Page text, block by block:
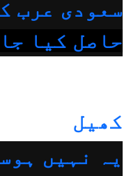
سعودی عرب
حاصل کیا
کھیل
یہ نہیں